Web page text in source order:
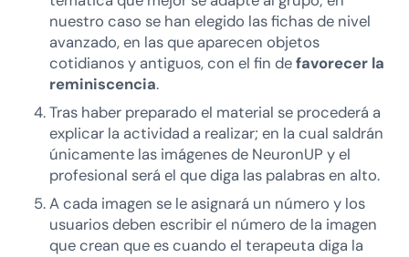
nuestro caso se han elegido las fichas de nivel
avanzado, en las que aparecen objetos
cotidianos y antiguos, con el fin defavorecer la
reminiscencia.
Tras haber preparado el material se procederá a
explicar la actividad a realizar; en la cual saldrán
únicamente las imágenes de NeuronUP y el
profesional será el que diga las palabras en alto.
A cada imagen se le asignará un número y los
usuarios deben escribir el número de la imagen
que crean que es cuando el terapeuta diga la